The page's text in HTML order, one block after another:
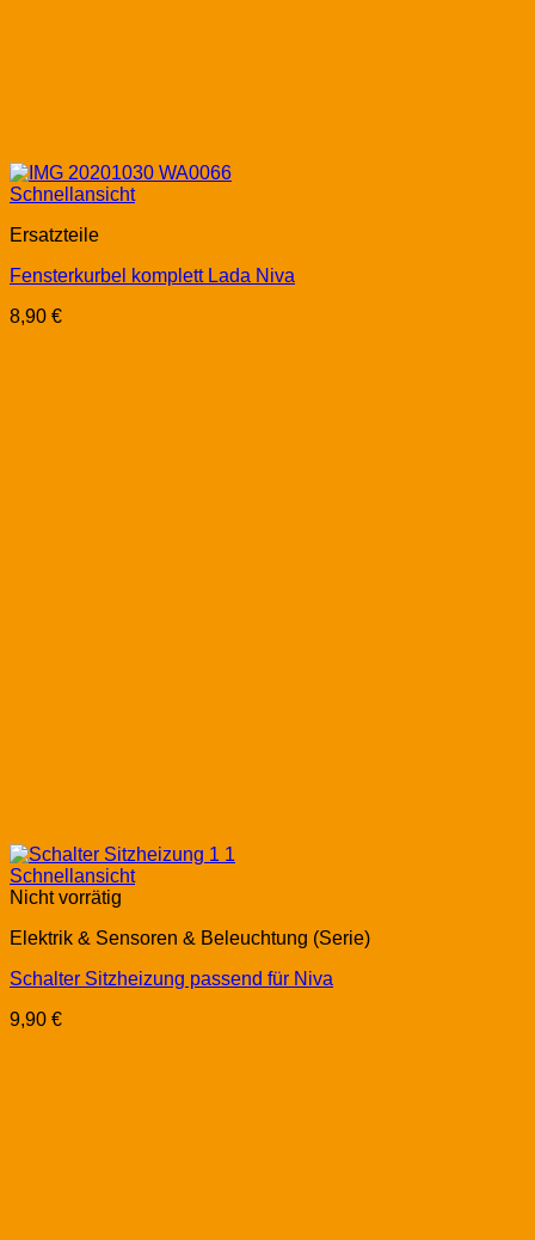
Schnellansicht
Ersatzteile
Fensterkurbel komplett Lada Niva
8,90 €
Schnellansicht
Nicht vorrätig
Elektrik & Sensoren & Beleuchtung (Serie)
Schalter Sitzheizung passend für Niva
9,90 €